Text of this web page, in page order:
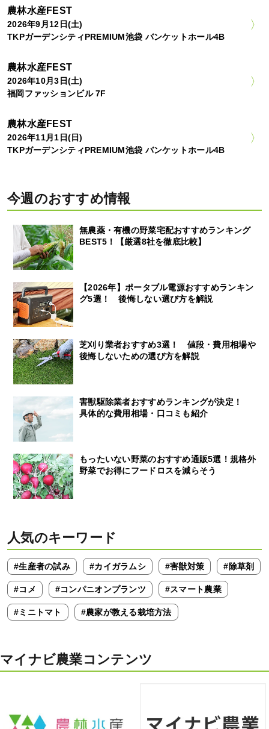
農林水産FEST
2026年9月12日(土)
TKPガーデンシティPREMIUM池袋 バンケットホール4B
農林水産FEST
2026年10月3日(土)
福岡ファッションビル 7F
農林水産FEST
2026年11月1日(日)
TKPガーデンシティPREMIUM池袋 バンケットホール4B
今週のおすすめ情報
無農薬・有機の野菜宅配おすすめランキング
BEST5！【厳選8社を徹底比較】
【2026年】ポータブル電源おすすめランキン
グ5選！ 後悔しない選び方を解説
芝刈り業者おすすめ3選！ 値段・費用相場や
後悔しないための選び方を解説
害獣駆除業者おすすめランキングが決定！
具体的な費用相場・口コミも紹介
もったいない野菜のおすすめ通販5選！規格外
野菜でお得にフードロスを減らそう
人気のキーワード
#生産者の試み #カイガラムシ #害獣対策 #除草剤
#コメ #コンパニオンプランツ #スマート農業
#ミニトマト #農家が教える栽培方法
マイナビ農業コンテンツ